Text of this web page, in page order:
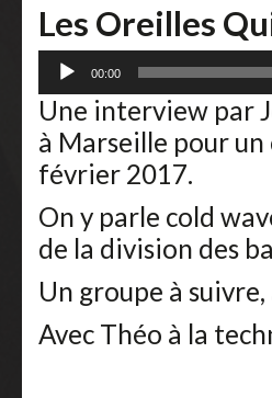
Les Oreilles
Lecteur
audio
00:00
Une interview par
à Marseille pour
février 2017.
On y parle cold
de la division des
Un groupe à
Avec Théo à la